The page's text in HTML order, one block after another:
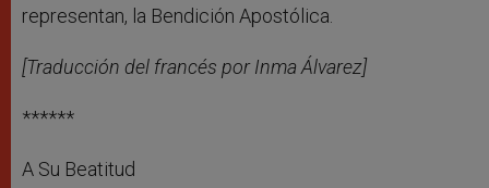
representan, la Bendición Apostólica.
[Traducción del francés por Inma Álvarez]
******
A Su Beatitud